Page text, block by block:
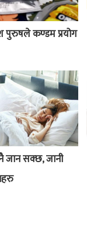
पुरुषले कण्डम प्रयोग
जान सक्छ, जानी